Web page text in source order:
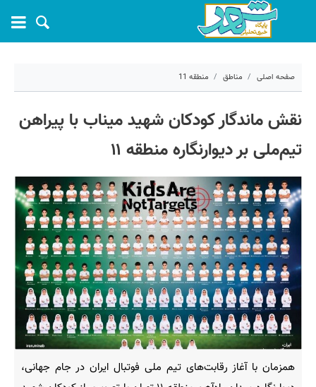
صفحه اصلی مناطق منطقه 11
نقش ماندگار کودکان شهید میناب با پیراهن
تیم‌ملی بر دیوارنگاره منطقه ۱۱
همزمان با آغاز رقابت‌های تیم ملی فوتبال ایران در جام جهانی،